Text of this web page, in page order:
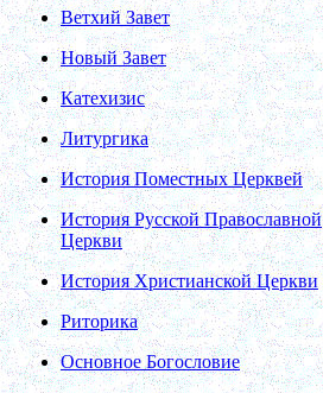
Ветхий Завет
Новый Завет
Катехизис
Литургика
История Поместных Церквей
История Русской Православной
Церкви
История Христианской Церкви
Риторика
Основное Богословие